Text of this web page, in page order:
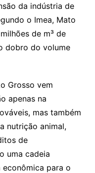
da indústria de
o Imea, Mato
de m³ de
dobro do volume
Grosso vem
apenas na
mas também
nutrição animal,
de
uma cadeia
para o